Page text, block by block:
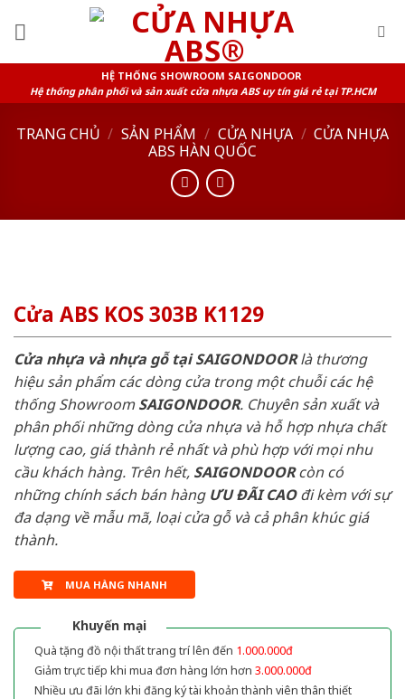
HỆ THỐNG SHOWROOM SAIGONDOOR
Hệ thống phân phối và sản xuất cửa nhựa ABS uy tín giá rẻ tại TP.HCM
TRANG CHỦ / SẢN PHẨM / CỬA NHỰA / CỬA NHỰA
ABS HÀN QUỐC
Cửa ABS KOS 303B K1129
Cửa nhựa và nhựa gỗ tại SAIGONDOORlà thương
hiệu sản phẩm các dòng cửa trong một chuỗi các hệ
thống ShowroomSAIGONDOOR. Chuyên sản xuất và
phân phối những dòng cửa nhựa và hỗ hợp nhựa chất
lượng cao, giá thành rẻ nhất và phù hợp với mọi nhu
cầu khách hàng. Trên hết, SAIGONDOORcòn có
những chính sách bán hàng ƯU ĐÃI CAOđi kèm với sự
đa dạng về mẫu mã, loại cửa gỗ và cả phân khúc giá
thành.
MUA HÀNG NHANH
Khuyến mại
Quà tặng đồ nội thất trang trí lên đến 1.000.000đ
Giảm trực tiếp khi mua đơn hàng lớn hơn 3.000.000đ
Nhiều ưu đãi lớn khi đăng ký tài khoản thành viên thân thiết